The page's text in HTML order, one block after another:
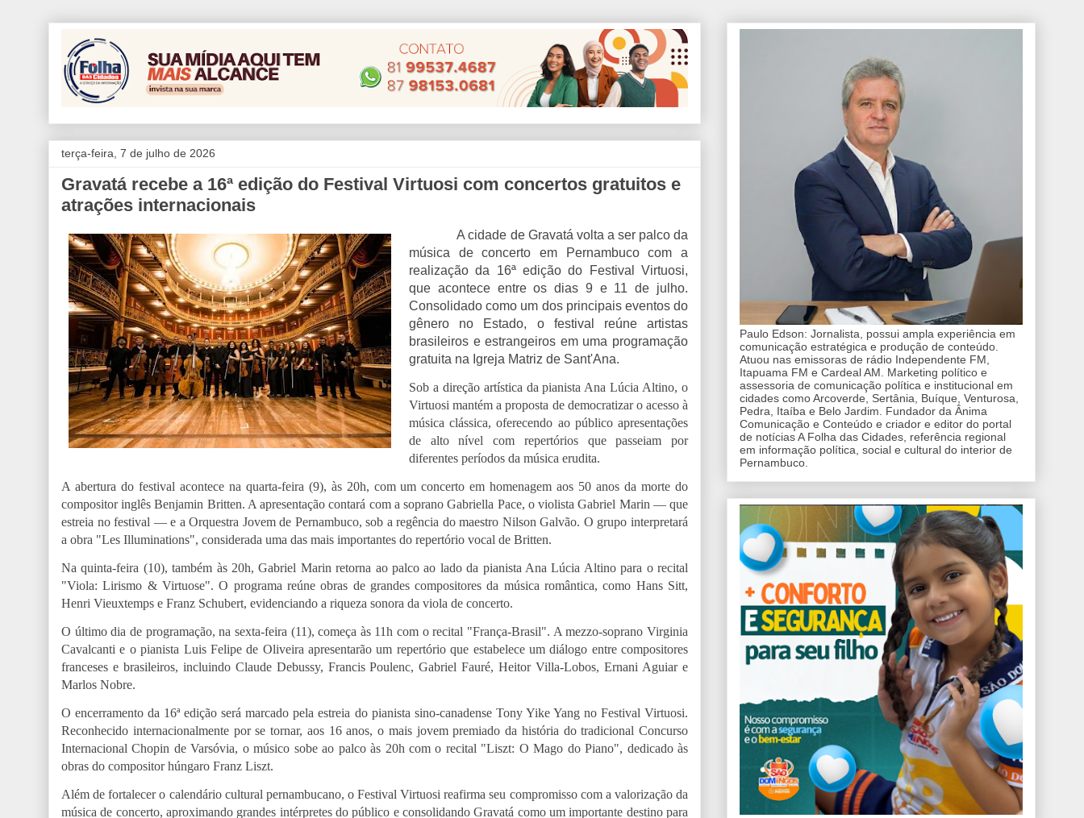
terça-feira, 7 de julho de 2026
Gravatá recebe a 16ª edição do Festival Virtuosi com concertos gratuitos e
atrações internacionais
A cidade de Gravatá volta a ser palco da
música de concerto em Pernambuco com a
realização da 16ª edição do Festival Virtuosi,
que acontece entre os dias 9 e 11 de julho.
Consolidado como um dos principais eventos do
gênero no Estado, o festival reúne artistas
brasileiros e estrangeiros em uma programação
gratuita na Igreja Matriz de Sant'Ana.
Sob a direção artística da pianista Ana Lúcia Altino, o
Virtuosi mantém a proposta de democratizar o acesso à
música clássica, oferecendo ao público apresentações
de alto nível com repertórios que passeiam por
diferentes períodos da música erudita.
A abertura do festival acontece na quarta-feira (9), às 20h, com um concerto em homenagem aos 50 anos da morte do
compositor inglês Benjamin Britten. A apresentação contará com a soprano Gabriella Pace, o violista Gabriel Marin — que
estreia no festival — e a Orquestra Jovem de Pernambuco, sob a regência do maestro Nilson Galvão. O grupo interpretará
a obra "Les Illuminations", considerada uma das mais importantes do repertório vocal de Britten.
Na quinta-feira (10), também às 20h, Gabriel Marin retorna ao palco ao lado da pianista Ana Lúcia Altino para o recital
"Viola: Lirismo & Virtuose". O programa reúne obras de grandes compositores da música romântica, como Hans Sitt,
Henri Vieuxtemps e Franz Schubert, evidenciando a riqueza sonora da viola de concerto.
O último dia de programação, na sexta-feira (11), começa às 11h com o recital "França-Brasil". A mezzo-soprano Virginia
Cavalcanti e o pianista Luis Felipe de Oliveira apresentarão um repertório que estabelece um diálogo entre compositores
franceses e brasileiros, incluindo Claude Debussy, Francis Poulenc, Gabriel Fauré, Heitor Villa-Lobos, Ernani Aguiar e
Marlos Nobre.
O encerramento da 16ª edição será marcado pela estreia do pianista sino-canadense Tony Yike Yang no Festival Virtuosi.
Reconhecido internacionalmente por se tornar, aos 16 anos, o mais jovem premiado da história do tradicional Concurso
Internacional Chopin de Varsóvia, o músico sobe ao palco às 20h com o recital "Liszt: O Mago do Piano", dedicado às
obras do compositor húngaro Franz Liszt.
Além de fortalecer o calendário cultural pernambucano, o Festival Virtuosi reafirma seu compromisso com a valorização da
música de concerto, aproximando grandes intérpretes do público e consolidando Gravatá como um importante destino para
Paulo Edson: Jornalista, possui ampla experiência em
comunicação estratégica e produção de conteúdo.
Atuou nas emissoras de rádio Independente FM,
Itapuama FM e Cardeal AM. Marketing político e
assessoria de comunicação política e institucional em
cidades como Arcoverde, Sertânia, Buíque, Venturosa,
Pedra, Itaíba e Belo Jardim. Fundador da Ânima
Comunicação e Conteúdo e criador e editor do portal
de notícias A Folha das Cidades, referência regional
em informação política, social e cultural do interior de
Pernambuco.